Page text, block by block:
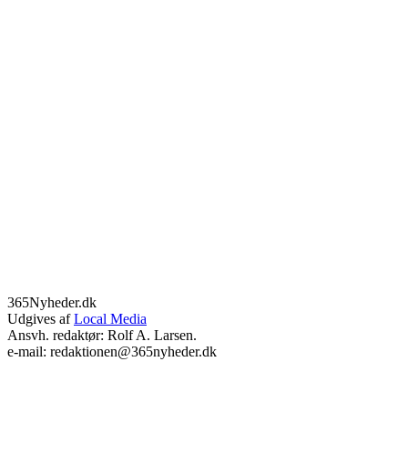
365Nyheder.dk
Udgives afLocal Media
Ansvh. redaktør: Rolf A. Larsen.
e-mail: redaktionen@365nyheder.dk